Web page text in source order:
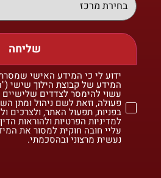
שליחה
ידוע לי כי המידע האישי
המידע של קבוצת הילוך שישי
עשוי להימסר לצדדים
פעולה, וזאת לשם ניהול ומתן
בפניות, תפעול האתר, ולצרכים
למדיניות הפרטיות ולהוראות
עליי חובה חוקית למסור את
נעשית מרצוני ובהסכמתי.